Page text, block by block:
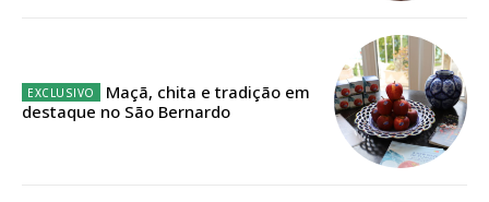
DIGITAL ANUAL
16
Maçã, chita e tradição em
destaque no São Bernardo